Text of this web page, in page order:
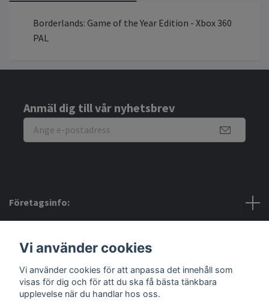
Borderlands: Game of the Year Edition - Xbox 360
PAL
Anmäl dig till vår nyhetsbrev
Företagsinfo:
Sociala medier
Vi använder cookies
Vi använder cookies för att anpassa det innehåll som
visas för dig och för att du ska få bästa tänkbara
upplevelse när du handlar hos oss.